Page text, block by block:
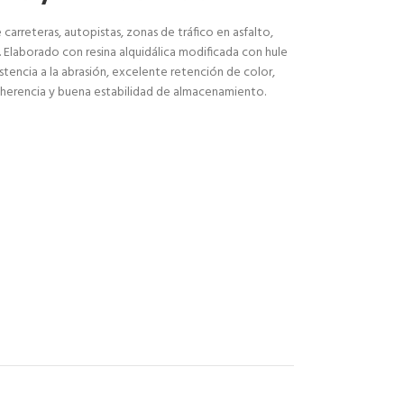
autopistas, zonas de tráfico en asfalto,
con resina alquidálica modificada con hule
a la abrasión, excelente retención de color,
y buena estabilidad de almacenamiento.